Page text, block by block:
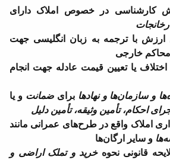
کارشناسی در خصوص املاک دارای
ارزش با ترجمه به زبان انگلیسی جهت
خارجی
یا تعیین قیمت عادله جهت انجام
و سازمان‌ها و نهادهابرایضمانتو یا
احکام، تأمین وثیقه، تأمین دلیل
املاک واقع در طرح‌های عمرانی مانند
و سایر ارگان‌ها
قانونی نحوهخرید و تملک اراضی و